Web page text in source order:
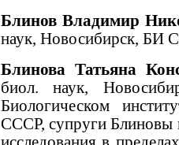
Блинов Владимир
наук, Новосибирск, БИ
Блинова Татьяна
биол. наук,
Биологическом
СССР, супруги Блиновы